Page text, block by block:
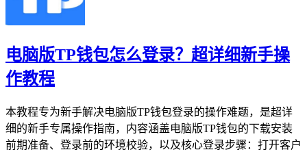
电脑版TP钱包怎么登录？超详细新手操
作教程
本教程专为新手解决电脑版TP钱包登录的操作难题，是超详
细的新手专属操作指南，内容涵盖电脑版TP钱包的下载安装
前期准备、登录前的环境校验，以及核心登录步骤：打开客户